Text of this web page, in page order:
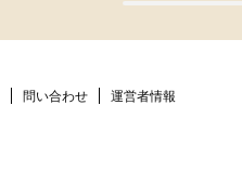
問い合わせ 運営者情報